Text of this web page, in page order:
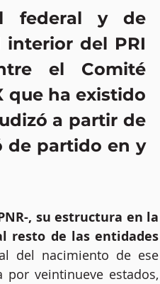
federal y de
interior del PRI
el Comité
que ha existido
a partir de
de partido en y
, su estructura en la
resto de las entidades
del nacimiento de ese
veintinueve estados,